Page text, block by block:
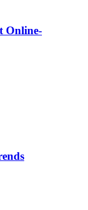
Online-